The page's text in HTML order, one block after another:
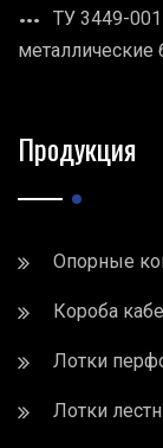
ТУ 3449-
Продукция
Опорные
Короба
Лотки
Лотки